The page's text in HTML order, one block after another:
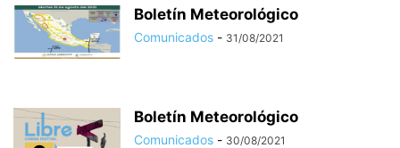
Boletín Meteorológico
Comunicados - 31/08/2021
Boletín Meteorológico
Comunicados - 30/08/2021